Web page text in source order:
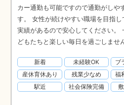
カー通勤も可能ですので通勤がしや
す。 女性が続けやすい職場を目指
実績があるので安心してください。
どもたちと楽しい毎日を過ごしませ
新着 未経験OK ブ
産休育休あり
残業少なめ 福
駅近
社会保険完備